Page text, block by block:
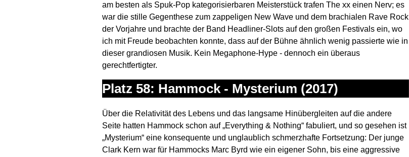
am besten als Spuk-Pop kategorisierbaren Meisterstück trafen The xx einen Nerv; es
war die stille Gegenthese zum zappeligen New Wave und dem brachialen Rave Rock
der Vorjahre und brachte der Band Headliner-Slots auf den großen Festivals ein, wo
ich mit Freude beobachten konnte, dass auf der Bühne ähnlich wenig passierte wie in
dieser grandiosen Musik. Kein Megaphone-Hype - dennoch ein überaus
gerechtfertigter.
Platz 58: Hammock - Mysterium (2017)
Über die Relativität des Lebens und das langsame Hinübergleiten auf die andere
Seite hatten Hammock schon auf „Everything & Nothing“ fabuliert, und so gesehen ist
„Mysterium“ eine konsequente und unglaublich schmerzhafte Fortsetzung: Der junge
Clark Kern war für Hammocks Marc Byrd wie ein eigener Sohn, bis eine aggressive